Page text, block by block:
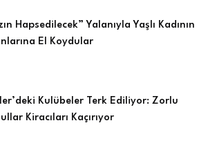
Hapsedilecek” Yalanıyla Yaşlı Kadının
El Koydular
Kulübeler Terk Ediliyor: Zorlu
Kiracıları Kaçırıyor